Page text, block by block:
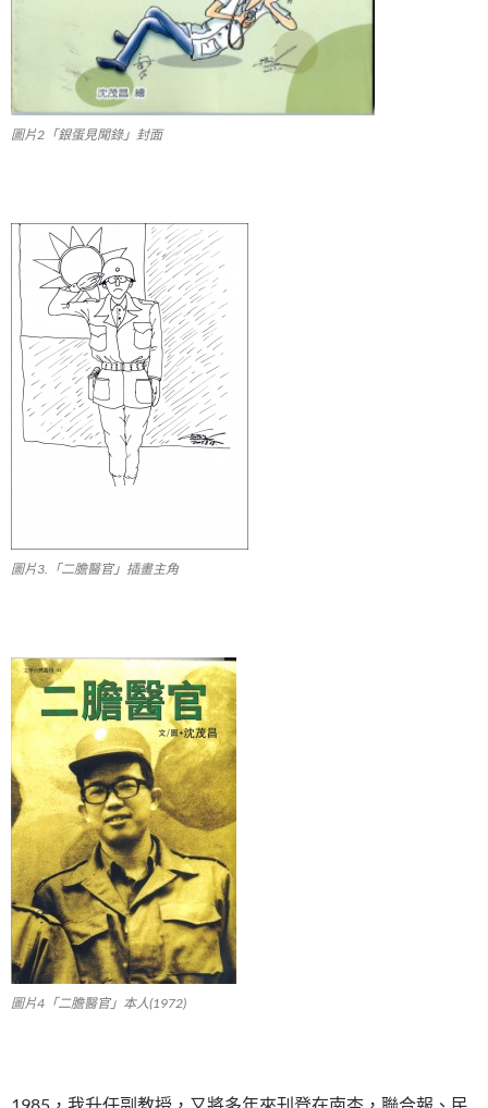
圖片2「銀蛋見聞錄」封面
圖片3.「二膽醫官」插畫主角
圖片4「二膽醫官」本人(1972)
1985，我升任副教授，又將多年來刊登在南杏，聯合報、民